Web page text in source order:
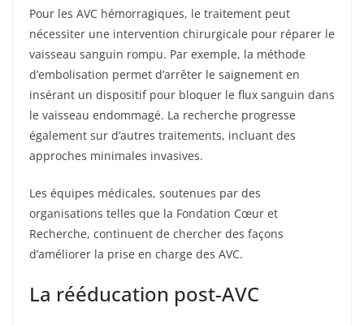
Pour les AVC hémorragiques, le traitement peut
nécessiter une intervention chirurgicale pour réparer le
vaisseau sanguin rompu. Par exemple, la méthode
d’embolisation permet d’arrêter le saignement en
insérant un dispositif pour bloquer le flux sanguin dans
le vaisseau endommagé. La recherche progresse
également sur d’autres traitements, incluant des
approches minimales invasives.
Les équipes médicales, soutenues par des
organisations telles que la Fondation Cœur et
Recherche, continuent de chercher des façons
d’améliorer la prise en charge des AVC.
La rééducation post-AVC